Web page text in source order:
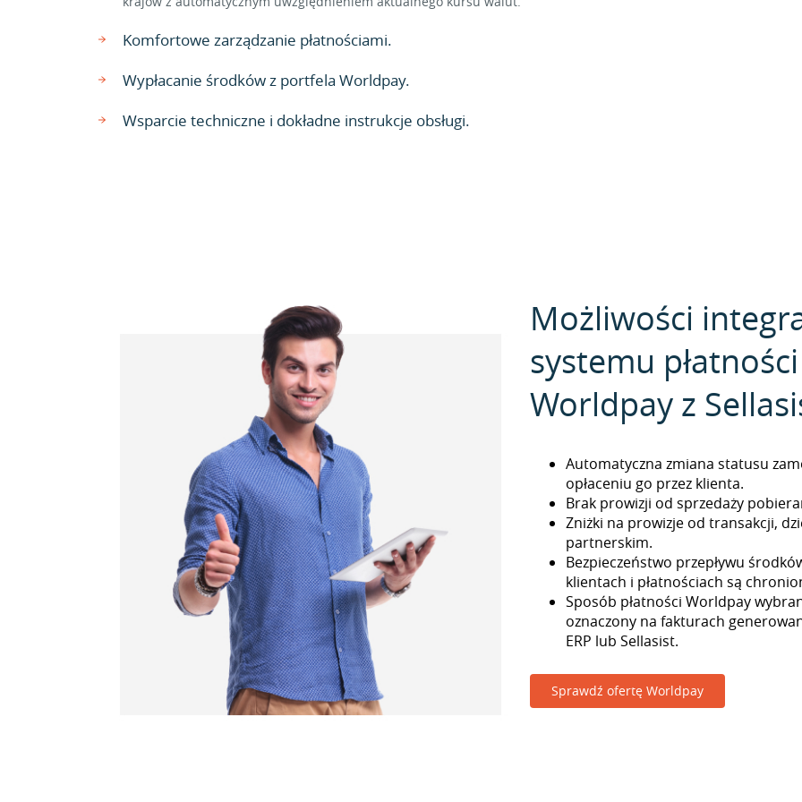
Komfortowe zarządzanie płatnościami.
Wypłacanie środków z portfela Worldpay.
Wsparcie techniczne i dokładne instrukcje obsługi.
Możliwości
systemu płatności
Worldpay z
Automatyczna zmiana statusu
opłaceniu go przez klienta.
Brak prowizji od sprzedaży
Zniżki na prowizje od transakcji,
partnerskim.
Bezpieczeństwo przepływu
klientach i płatnościach są
Sposób płatności Worldpay
oznaczony na fakturach
ERP lub Sellasist.
Sprawdź ofertę Worldpay